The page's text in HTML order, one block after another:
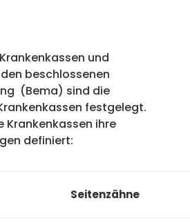
und
beschlossenen
(Bema) sind die
festgelegt.
Krankenkassen ihre
definiert:
Seitenzähne